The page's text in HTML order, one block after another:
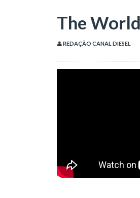
The
REDAÇÃO CANAL DIESEL